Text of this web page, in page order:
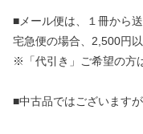
■メール便は、１冊から送
宅急便の場合、2,500円以
※「代引き」ご希望の方
■中古品ではございます